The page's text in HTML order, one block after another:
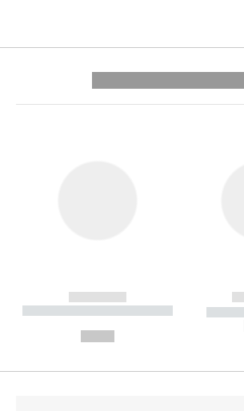
------------
----------- ----------- --------